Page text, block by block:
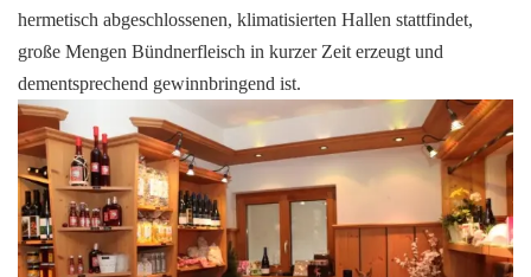
hermetisch abgeschlossenen, klimatisierten Hallen stattfindet,
große Mengen Bündnerfleisch in kurzer Zeit erzeugt und
dementsprechend gewinnbringend ist.